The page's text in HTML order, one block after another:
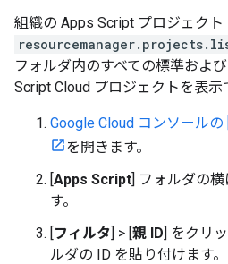
組織の Apps Script プロジェクト
フォルダ内のすべての標準およ
Script Cloud プロジェクトを表示
Google Cloud コンソールの
を開きます。
[Apps Script] フォルダの
す。
[フィルタ] > [親 ID] をクリ
ルダの ID を貼り付けます。